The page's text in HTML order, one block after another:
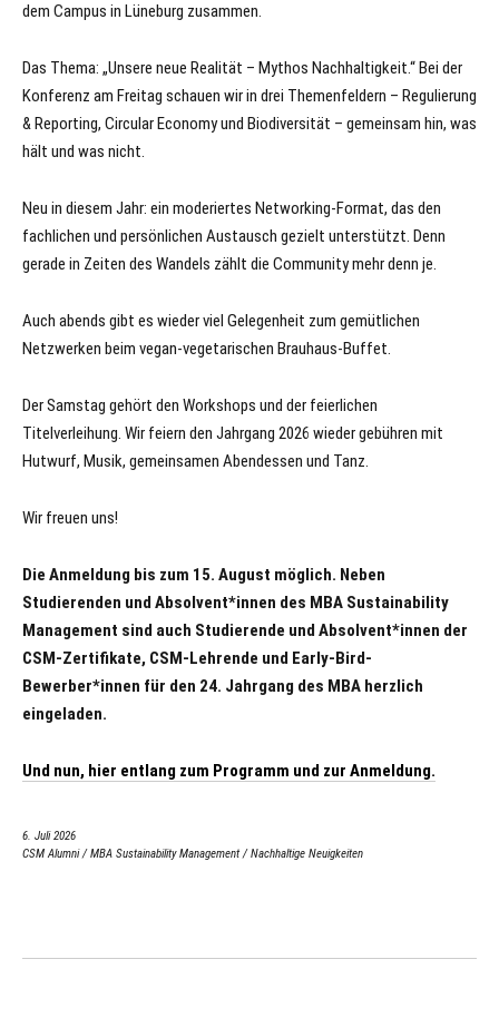
dem Campus in Lüneburg zusammen.
Das Thema: „Unsere neue Realität – Mythos Nachhaltigkeit.“ Bei der
Konferenz am Freitag schauen wir in drei Themenfeldern – Regulierung
& Reporting, Circular Economy und Biodiversität – gemeinsam hin, was
hält und was nicht.
Neu in diesem Jahr: ein moderiertes Networking-Format, das den
fachlichen und persönlichen Austausch gezielt unterstützt. Denn
gerade in Zeiten des Wandels zählt die Community mehr denn je.
Auch abends gibt es wieder viel Gelegenheit zum gemütlichen
Netzwerken beim vegan-vegetarischen Brauhaus-Buffet.
Der Samstag gehört den Workshops und der feierlichen
Titelverleihung. Wir feiern den Jahrgang 2026 wieder gebühren mit
Hutwurf, Musik, gemeinsamen Abendessen und Tanz.
Wir freuen uns!
Die Anmeldung bis zum 15. August möglich. Neben
Studierenden und Absolvent*innen des MBA Sustainability
Management sind auch Studierende und Absolvent*innen der
CSM-Zertifikate, CSM-Lehrende und Early-Bird-
Bewerber*innen für den 24. Jahrgang des MBA herzlich
eingeladen.
Und nun, hier entlang zum Programm und zur Anmeldung.
6. Juli 2026
CSM Alumni/MBA Sustainability Management/Nachhaltige Neuigkeiten